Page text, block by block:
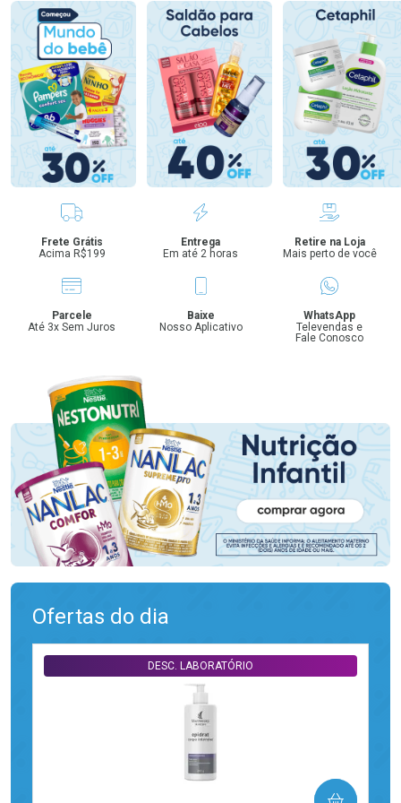
Benefícios
Frete Grátis
Acima R$199
Entrega
Em até 2 horas
Retire na Loja
Mais perto de você
Parcele
Até 3x Sem Juros
Baixe
Nosso Aplicativo
WhatsApp
Televendas e
Fale Conosco
Ofertas do dia
DESC. LABORATÓRIO
COMPRAR